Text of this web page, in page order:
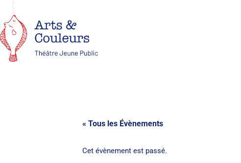
« Tous les Évènements
Cet évènement est passé.